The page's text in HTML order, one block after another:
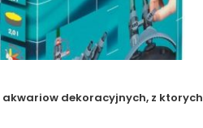
dekoracyjnych, z ktorych